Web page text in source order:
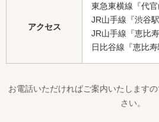
アクセス
東急東横線『代
JR山手線『渋谷
JR山手線『恵比
日比谷線『恵比
お電話いただければご案内いたします
さい。